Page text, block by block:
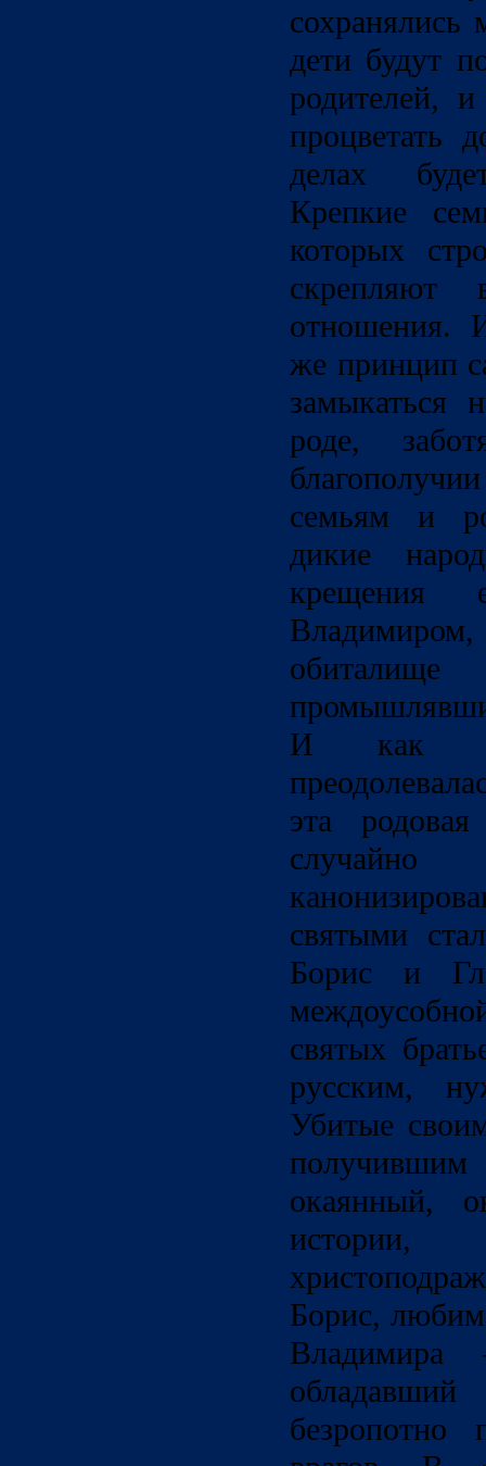
дети будут
родителей,
процветать
делах
Крепкие
которых
скрепляют
отношения.
же принцип
замыкаться
роде,
семьям и
дикие
крещения
обиталище
И как
эта
святыми
Борис и
святых
русским,
Убитые
получившим
окаянный,
Борис,
Владимира
безропотно